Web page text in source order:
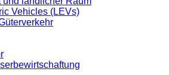
Vehicles (LEVs)